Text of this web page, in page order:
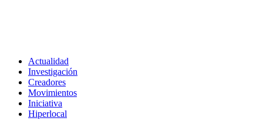
Actualidad
Investigación
Creadores
Movimientos
Iniciativa
Hiperlocal